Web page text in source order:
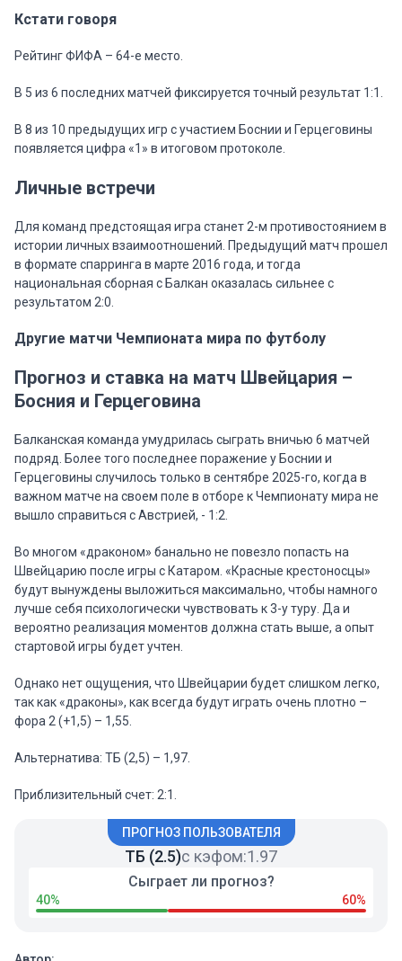
Кстати говоря
Рейтинг ФИФА – 64-е место.
В 5 из 6 последних матчей фиксируется точный результат 1:1.
В 8 из 10 предыдущих игр с участием Боснии и Герцеговины
появляется цифра «1» в итоговом протоколе.
Личные встречи
Для команд предстоящая игра станет 2-м противостоянием в
истории личных взаимоотношений. Предыдущий матч прошел
в формате спарринга в марте 2016 года, и тогда
национальная сборная с Балкан оказалась сильнее с
результатом 2:0.
Другие матчи Чемпионата мира по футболу
Прогноз и ставка на матч Швейцария –
Босния и Герцеговина
Балканская команда умудрилась сыграть вничью 6 матчей
подряд. Более того последнее поражение у Боснии и
Герцеговины случилось только в сентябре 2025-го, когда в
важном матче на своем поле в отборе к Чемпионату мира не
вышло справиться с Австрией, - 1:2.
Во многом «драконом» банально не повезло попасть на
Швейцарию после игры с Катаром. «Красные крестоносцы»
будут вынуждены выложиться максимально, чтобы намного
лучше себя психологически чувствовать к 3-у туру. Да и
вероятно реализация моментов должна стать выше, а опыт
стартовой игры будет учтен.
Однако нет ощущения, что Швейцарии будет слишком легко,
так как «драконы», как всегда будут играть очень плотно –
фора 2 (+1,5) – 1,55.
Альтернатива: ТБ (2,5) – 1,97.
Приблизительный счет: 2:1.
ПРОГНОЗ ПОЛЬЗОВАТЕЛЯ
ТБ (2.5)с кэфом:1.97
40%
Сыграет ли прогноз?
60%